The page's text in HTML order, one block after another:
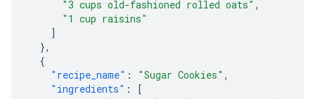
"3 cups old-fashioned rolled oats" ,
"1 cup raisins"
]
},
{
"recipe_name" : "Sugar Cookies" ,
"ingredients" :
[